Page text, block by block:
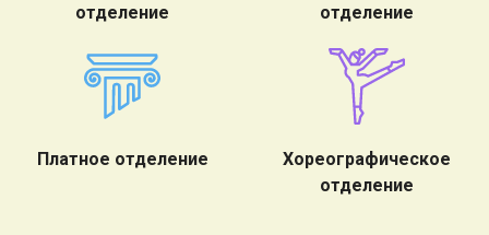
отделение
отделение
Платное отделение
Хореографическое
отделение